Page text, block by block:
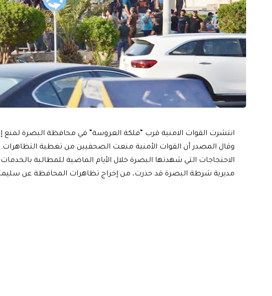
انتشرت القوات الامنية قرب “فلكة العروسة” في محافظة البصرة لمنع
وقال المصدر أن القوات الأمنية منعت الصحفيين من تغطية
الاحتجاجات التي شهدتها البصرة خلال الأيام الماضية للمطالبة
مديرية شرطة البصرة قد حذرت، من إخراج تظاهرات المحافظة عن